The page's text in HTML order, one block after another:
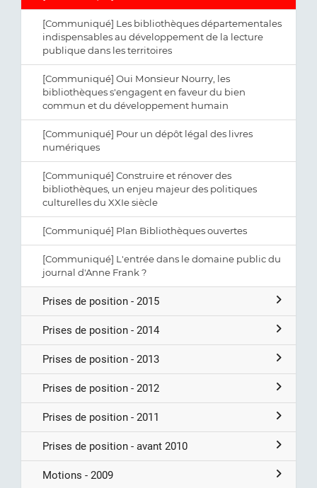
[Communiqué] Les bibliothèques départementales
indispensables au développement de la lecture
publique dans les territoires
[Communiqué] Oui Monsieur Nourry, les
bibliothèques s'engagent en faveur du bien
commun et du développement humain
[Communiqué] Pour un dépôt légal des livres
numériques
[Communiqué] Construire et rénover des
bibliothèques, un enjeu majeur des politiques
culturelles du XXIe siècle
[Communiqué] Plan Bibliothèques ouvertes
[Communiqué] L'entrée dans le domaine public du
journal d'Anne Frank ?
Prises de position - 2015
Prises de position - 2014
Prises de position - 2013
Prises de position - 2012
Prises de position - 2011
Prises de position - avant 2010
Motions - 2009